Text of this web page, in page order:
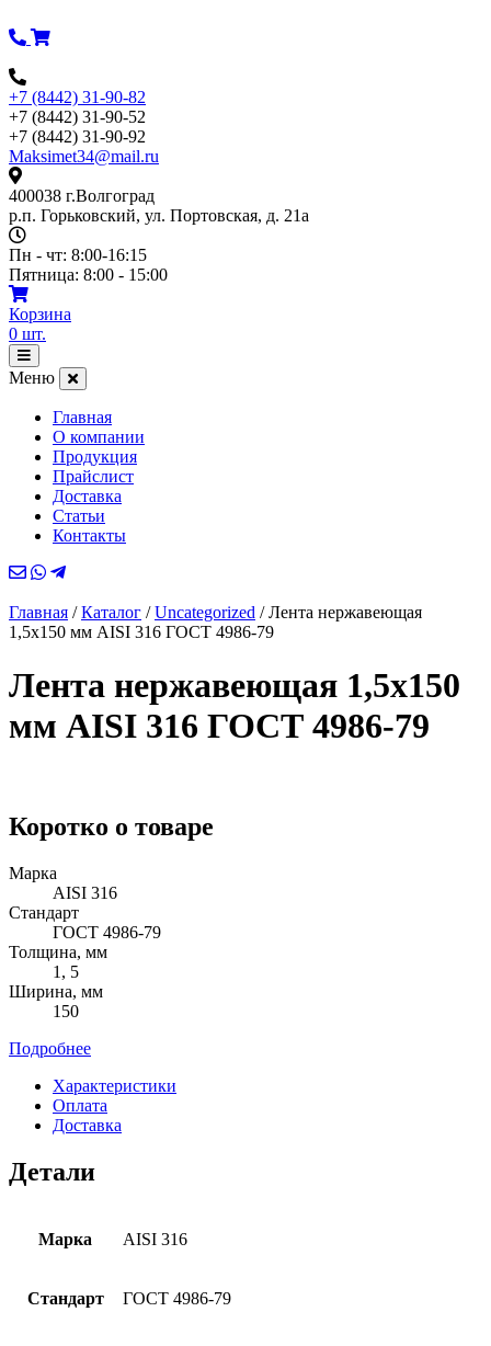
к
+7 (8442) 31-90-82
+7 (8442) 31-90-52
+7 (8442) 31-90-92
Maksimet34@mail.ru
400038 г.Волгоград
р.п. Горьковский, ул. Портовская, д. 21а
Пн - чт: 8:00-16:15
Пятница: 8:00 - 15:00
Корзина
0 шт.
Открыть
меню
Меню
Главная
О компании
Продукция
Прайслист
Доставка
Статьи
Контакты
Главная /Каталог /Uncategorized /Лента нержавеющая
1,5х150 мм AISI 316 ГОСТ 4986-79
Лента нержавеющая 1,5х150
мм AISI 316 ГОСТ 4986-79
Коротко о товаре
Марка
AISI 316
Стандарт
ГОСТ 4986-79
Толщина, мм
1, 5
Ширина, мм
150
Подробнее
Характеристики
Оплата
Доставка
Детали
Марка AISI 316
Стандарт ГОСТ 4986-79